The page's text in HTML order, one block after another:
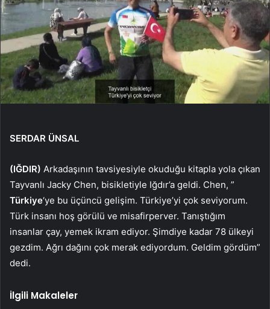
SERDAR ÜNSAL
(IĞDIR) Arkadaşının tavsiyesiyle okuduğu kitapla yola çıkan
Tayvanlı Jacky Chen, bisikletiyle Iğdır’a geldi. Chen, ”
Türkiye‘ye bu üçüncü gelişim. Türkiye’yi çok seviyorum.
Türk insanı hoş görülü ve misafirperver. Tanıştığım
insanlar çay, yemek ikram ediyor. Şimdiye kadar 78 ülkeyi
gezdim. Ağrı dağını çok merak ediyordum. Geldim gördüm”
dedi.
İlgili Makaleler